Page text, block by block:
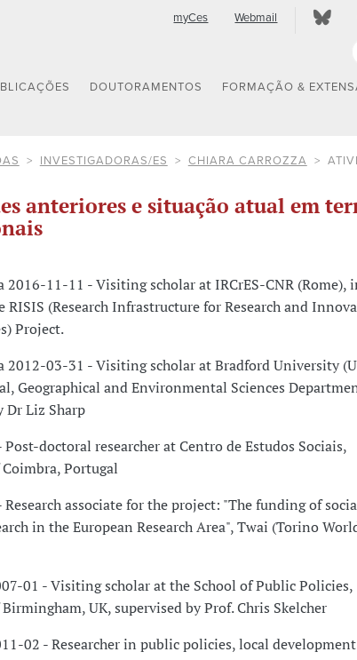
myCes Webmail
DOUTORAMENTOS FORMAÇÃO &
INVESTIGADORAS/ES CHIARA CARROZZA
anteriores e situação atual em
2016-11-11 - Visiting scholar at IRCrES-CNR (Rome),
RISIS (Research Infrastructure for Research and
Project.
2012-03-31 - Visiting scholar at Bradford University
Geographical and Environmental Sciences
Dr Liz Sharp
doctoral researcher at Centro de Estudos Sociais,
Portugal
associate for the project: "The funding of
in the European Research Area", Twai (Torino
01 - Visiting scholar at the School of Public Policies,
UK, supervised by Prof. Chris Skelcher
02 - Researcher in public policies, local development